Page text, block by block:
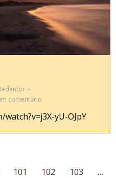
comentário
yU-OJpY
101 102 103
…